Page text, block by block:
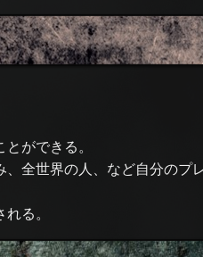
ができる。
全世界の人、など自分のプ
る。